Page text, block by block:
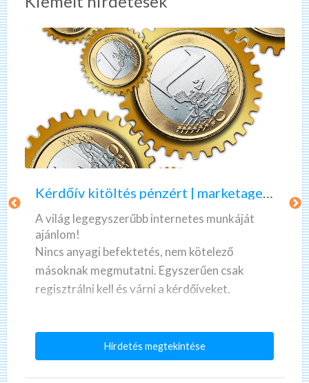
r
d
Kérdőív kitöltés pénzért | marketagent | valós, fizető munka
A világ legegyszerűbb internetes munkáját
ajánlom!
Nincs anyagi befektetés, nem kötelező
másoknak megmutatni. Egyszerűen csak
regisztrálni kell és várni a kérdőíveket.
valóban fizet!
Hirdetés megtekintéseK
A
z
ö
n
n
e
k
e
g
o
c
s
ó
b